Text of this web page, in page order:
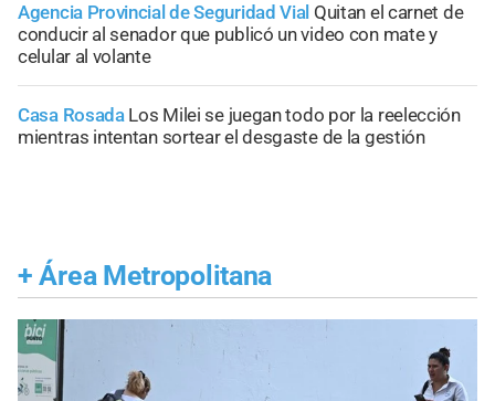
Agencia Provincial de Seguridad Vial Quitan el carnet de
conducir al senador que publicó un video con mate y
celular al volante
Casa Rosada Los Milei se juegan todo por la reelección
mientras intentan sortear el desgaste de la gestión
+ Área Metropolitana